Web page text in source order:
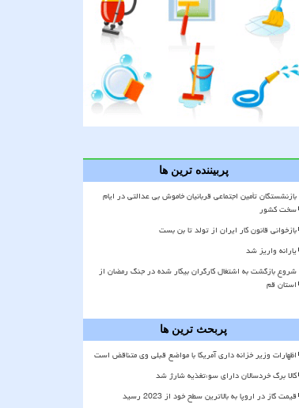
پربیننده ترین ها
بازنشستگان تأمین اجتماعی قربانیان خاموش بی عدالتی در ایام
سخت کشور
بازخوانی قانون کار ایران از تولد تا بن بست
یارانه واریز شد
شروع بازگشت به اشتغال کارگران بیکار شده در جنگ رمضان از
استان قم
پربحث ترین ها
اظهارات وزیر خزانه داری آمریکا با مواضع قبلی وی متناقض است
کالا برگ خردسالان دارای سوءتغذیه شارژ شد
قیمت گاز در اروپا به بالاترین سطح خود از 2023 رسید